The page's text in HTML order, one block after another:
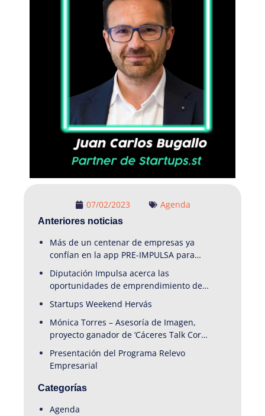
07/02/2023 Agenda
Anteriores noticias
Más de un centenar de empresas ya
confían en la app PRE-IMPULSA para
garantizar la continuidad de sus
negocios en la provincia de Cáceres
Diputación Impulsa acerca las
oportunidades de emprendimiento del
medio rural cacereño a una veintena de
emprendedores en Startups Weekend
Hervás
Startups Weekend Hervás
Mónica Torres – Asesoría de Imagen,
proyecto ganador de ‘Cáceres Talk Coria
Presentación del Programa Relevo
Empresarial
Categorías
Agenda